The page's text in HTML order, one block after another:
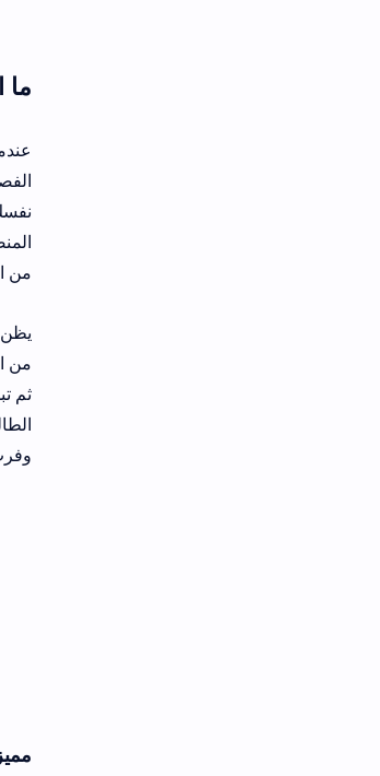
ما الذي تقدمه
عندما نبحث في
نفسك أمام مكتبة
المنصة لا تكتفي
من اللافت للنظر أن telmidtice.men.gov.ma أصبح اليوم عنوانًا لا غنى عنه في قائمة المواقع المدرسية الموثوقة.
يظن البعض أن تحميل
ثم تبدأ رحلة
وفرت عدة طرق للولوج
مميزات استخدام